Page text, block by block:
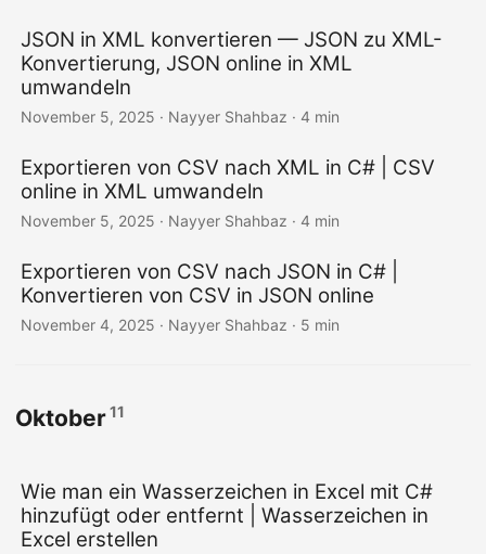
JSON in XML konvertieren — JSON zu XML-
Konvertierung, JSON online in XML
umwandeln
November 5, 2025 · Nayyer Shahbaz · 4 min
Exportieren von CSV nach XML in C# | CSV
online in XML umwandeln
November 5, 2025 · Nayyer Shahbaz · 4 min
Exportieren von CSV nach JSON in C# |
Konvertieren von CSV in JSON online
November 4, 2025 · Nayyer Shahbaz · 5 min
Oktober11
Wie man ein Wasserzeichen in Excel mit C#
hinzufügt oder entfernt | Wasserzeichen in
Excel erstellen